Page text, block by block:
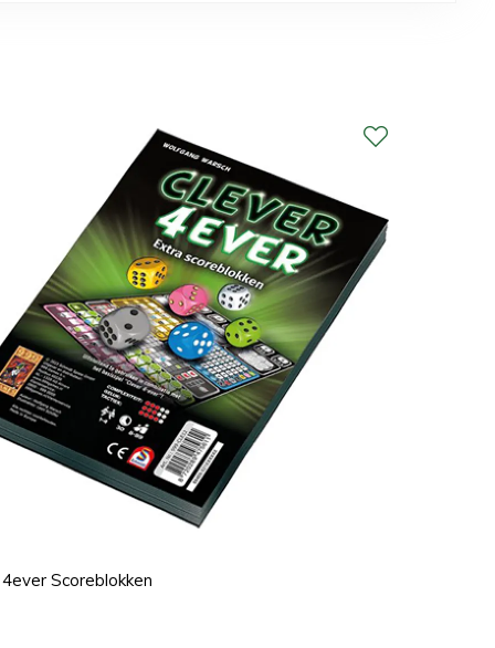
Scoreblokken